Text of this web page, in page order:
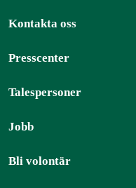
Kontakta oss
Presscenter
Talespersoner
Jobb
Bli volontär